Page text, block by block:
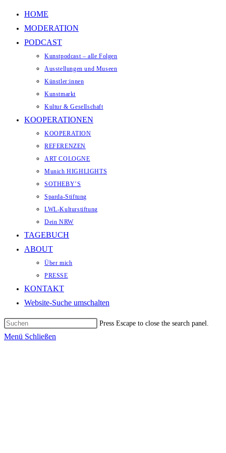
Zum Inhalt springen
HOME
MODERATION
PODCAST
Kunstpodcast – alle Folgen
Ausstellungen und Museen
Künstler:innen
Kunstmarkt
Kultur & Gesellschaft
KOOPERATIONEN
KOOPERATION
REFERENZEN
ART COLOGNE
Munich HIGHLIGHTS
SOTHEBY’S
Sparda-Stiftung
LWL-Kulturstiftung
Dein NRW
TAGEBUCH
ABOUT
Über mich
PRESSE
KONTAKT
Website-Suche umschalten
Press Escape to close the search panel.
Menü Schließen